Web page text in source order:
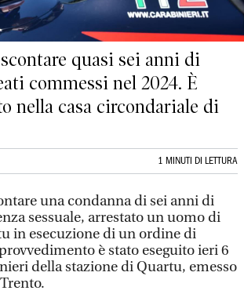
scontare quasi sei anni di
commessi nel 2024. È
nella casa circondariale di
1 MINUTI DI LETTURA
una condanna di sei anni di
sessuale, arrestato un uomo di
in esecuzione di un ordine di
è stato eseguito ieri 6
della stazione di Quartu, emesso